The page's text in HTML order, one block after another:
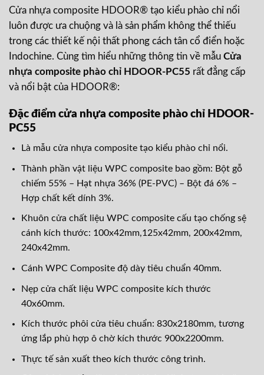
Cửa nhựa composite HDOOR® tạo kiểu phào chỉ nổi
luôn được ưa chuộng và là sản phẩm không thể thiếu
trong các thiết kế nội thất phong cách tân cổ điển hoặc
Indochine. Cùng tìm hiểu những thông tin về mẫu Cửa
nhựa composite phào chỉ HDOOR-PC55 rất đẳng cấp
và nổi bật của HDOOR®:
Đặc điểm cửa nhựa composite phào chỉ HDOOR-
PC55
Là mẫu cửa nhựa composite tạo kiểu phào chỉ nổi.
Thành phần vật liệu WPC composite bao gồm: Bột gỗ
chiếm 55% – Hạt nhựa 36% (PE-PVC) – Bột đá 6% –
Hợp chất kết dính 3%.
Khuôn cửa chất liệu WPC composite cấu tạo chống sệ
cánh kích thước: 100x42mm,125x42mm, 200x42mm,
240x42mm.
Cánh WPC Composite độ dày tiêu chuẩn 40mm.
Nẹp cửa chất liệu WPC composite kích thước
40x60mm.
Kích thước phôi cửa tiêu chuẩn: 830x2180mm, tương
ứng lắp phù hợp ô chờ kích thước 900x2200mm.
Thực tế sản xuất theo kích thước công trình.